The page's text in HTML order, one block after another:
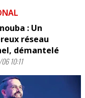
: Un
réseau
démantelé
10:11